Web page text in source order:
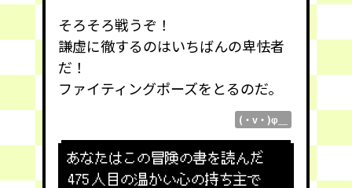
そろそろ戦うぞ！
謙虚に徹するのはいちばんの卑怯者
だ！
ファイティングポーズをとるのだ。
(・v・)φ＿
あなたはこの冒険の書を読んだ
475 人目の温かい心の持ち主で